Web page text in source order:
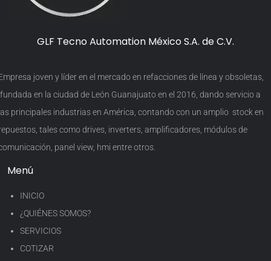
GLF Tecno Automation México S.A. de C.V.
joven y líder en el mercado en refacciones de línea y obsoletas,
en la ciudad de León Guanajuato en el 2016, dando servicio a
principales industrias en América, contando con un amplio stock en
tales como drives, inverters, amplificadores, módulos de
panel view, hmi entre otros.
Menú
INICIO
¿QUIÉNES SOMOS?
SERVICIOS
COTIZAR